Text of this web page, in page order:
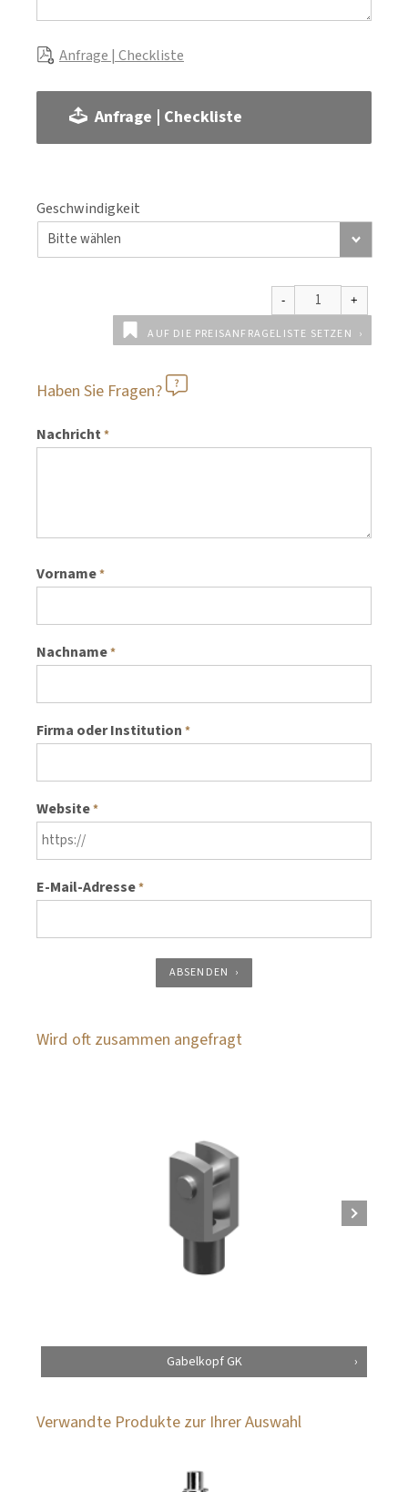
Anfrage | Checkliste
Anfrage | Checkliste
Geschwindigkeit
AUF DIE PREISANFRAGELISTE SETZEN
Haben Sie Fragen?
Nachricht*
Vorname*
Nachname*
Firma oder Institution *
Website*
E-Mail-Adresse*
ABSENDEN
Wird oft zusammen angefragt
Gabelkopf GK
Verwandte Produkte zur Ihrer Auswahl